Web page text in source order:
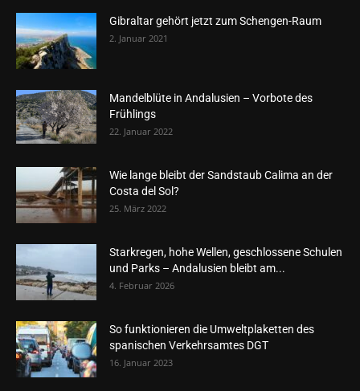
Gibraltar gehört jetzt zum Schengen-Raum
2. Januar 2021
Mandelblüte in Andalusien – Vorbote des
Frühlings
22. Januar 2022
Wie lange bleibt der Sandstaub Calima an der
Costa del Sol?
25. März 2022
Starkregen, hohe Wellen, geschlossene Schulen
und Parks – Andalusien bleibt am...
4. Februar 2026
So funktionieren die Umweltplaketten des
spanischen Verkehrsamtes DGT
16. Januar 2023